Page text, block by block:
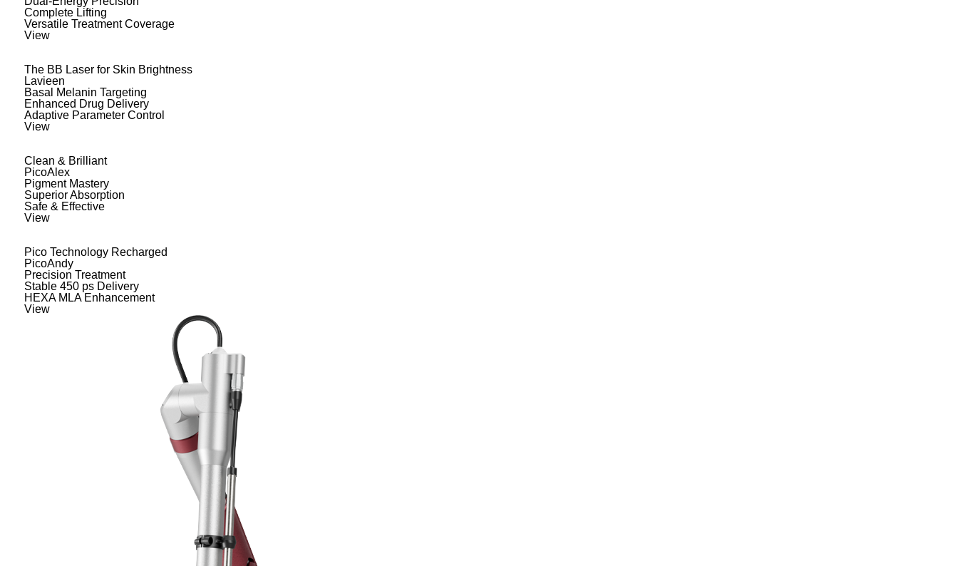
Complete Lifting
Versatile Treatment Coverage
View
The BB Laser for Skin Brightness
Lavieen
Basal Melanin Targeting
Enhanced Drug Delivery
Adaptive Parameter Control
View
Clean & Brilliant
PicoAlex
Pigment Mastery
Superior Absorption
Safe & Effective
View
Pico Technology Recharged
PicoAndy
Precision Treatment
Stable 450 ps Delivery
HEXA MLA Enhancement
View